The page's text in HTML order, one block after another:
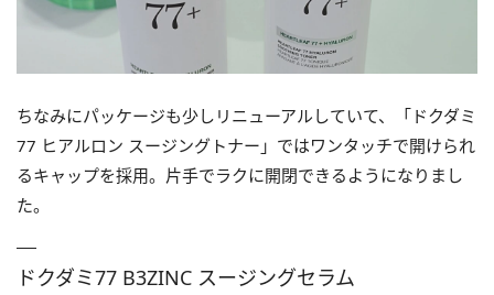
ちなみにパッケージも少しリニューアルしていて、「ドクダミ
77 ヒアルロン スージングトナー」ではワンタッチで開けられ
るキャップを採用。片手でラクに開閉できるようになりまし
た。
ドクダミ77 B3ZINC スージングセラム